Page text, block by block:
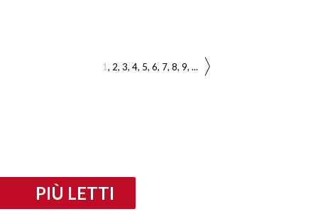
1 2 3 4 5 6 7 8 9 ...
PIÙ LETTI